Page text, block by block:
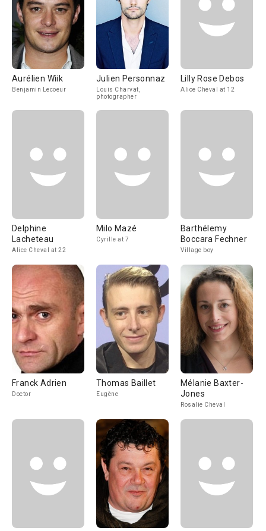
Aurélien Wiik
Benjamin Lecoeur
Julien Personnaz
Louis Charvat,
photographer
Lilly Rose Debos
Alice Cheval at 12
Delphine
Lacheteau
Alice Cheval at 22
Milo Mazé
Cyrille at 7
Barthélemy
Boccara Fechner
Village boy
Franck Adrien
Doctor
Thomas Baillet
Eugène
Mélanie Baxter-
Jones
Rosalie Cheval